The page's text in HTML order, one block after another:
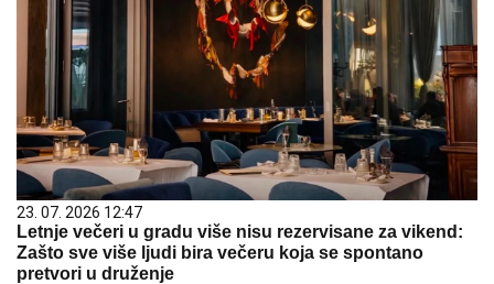
23. 07. 2026 12:47
Letnje večeri u gradu više nisu rezervisane za vikend:
Zašto sve više ljudi bira večeru koja se spontano
pretvori u druženje